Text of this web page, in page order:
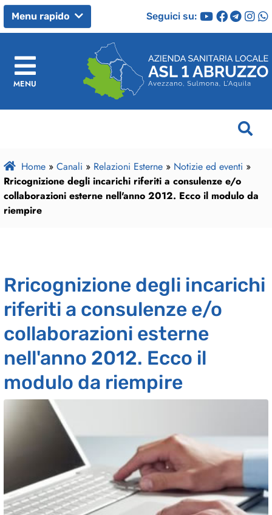
Menu rapido Seguici su:
MENU
Home » Canali » Relazioni Esterne » Notizie ed eventi »
Rricognizione degli incarichi riferiti a consulenze e/o
collaborazioni esterne nell'anno 2012. Ecco il modulo da
riempire
Rricognizione degli incarichi
riferiti a consulenze e/o
collaborazioni esterne
nell'anno 2012. Ecco il
modulo da riempire